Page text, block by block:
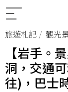
旅遊札記 觀光
【岩手。
洞，交通
往)，巴士